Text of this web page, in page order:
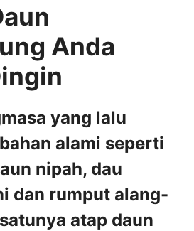
Anda
yang lalu
alami seperti
nipah, dau
dan rumput alang-
atap daun